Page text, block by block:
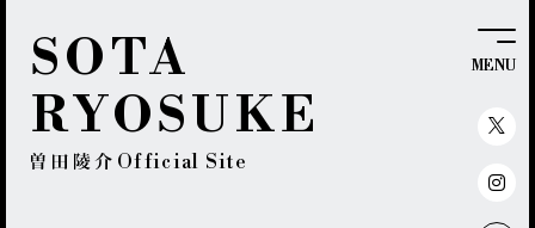
SOTA
RYOSUKE
Official Site
MENU